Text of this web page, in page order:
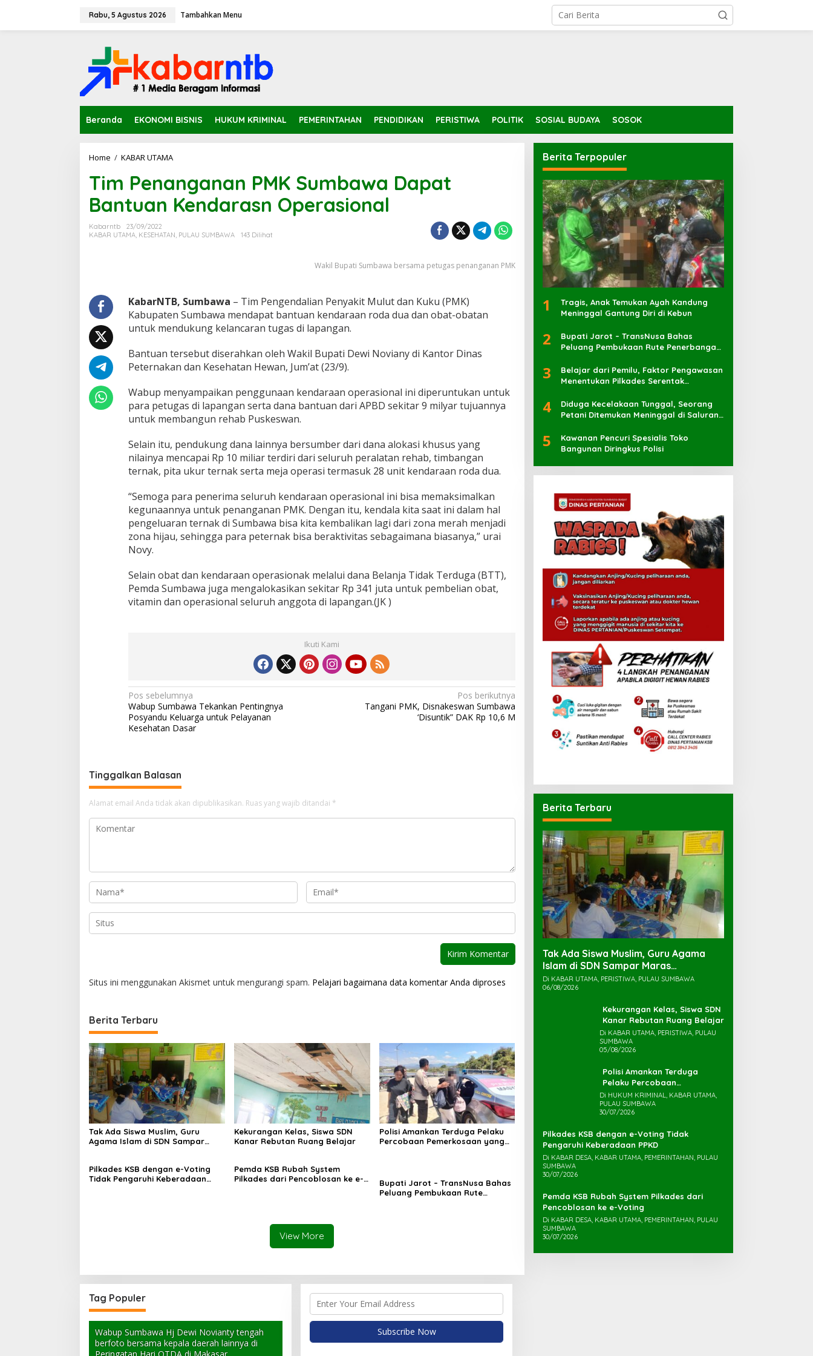
Rabu, 5 Agustus 2026 Tambahkan Menu
Beranda EKONOMI BISNIS HUKUM KRIMINAL PEMERINTAHAN PENDIDIKAN PERISTIWA POLITIK SOSIAL BUDAYA SOSOK
Home / KABAR UTAMA
m
P
e
n
n
P
M
K
S
m
b
a
D
a
a
B
a
t
u
a
n
K
d
a
r
a
s
i
o
n
a
Tim Penanganan PMK Sumbawa Dapat
Bantuan Kendarasn Operasional
Kabarntb
23/09/2022
KABAR UTAMA, KESEHATAN, PULAU SUMBAWA 143 Dilihat
Wakil Bupati Sumbawa bersama petugas penanganan PMK
KabarNTB, Sumbawa – Tim Pengendalian Penyakit Mulut dan Kuku (PMK)
Kabupaten Sumbawa mendapat bantuan kendaraan roda dua dan obat-obatan
untuk mendukung kelancaran tugas di lapangan.
Bantuan tersebut diserahkan oleh Wakil Bupati Dewi Noviany di Kantor Dinas
Peternakan dan Kesehatan Hewan, Jum’at (23/9).
Wabup menyampaikan penggunaan kendaraan operasional ini diperuntukan untuk
para petugas di lapangan serta dana bantuan dari APBD sekitar 9 milyar tujuannya
untuk membangun rehab Puskeswan.
Selain itu, pendukung dana lainnya bersumber dari dana alokasi khusus yang
nilainya mencapai Rp 10 miliar terdiri dari seluruh peralatan rehab, timbangan
ternak, pita ukur ternak serta meja operasi termasuk 28 unit kendaraan roda dua.
“Semoga para penerima seluruh kendaraan operasional ini bisa memaksimalkan
kegunaannya untuk penanganan PMK. Dengan itu, kendala kita saat ini dalam hal
pengeluaran ternak di Sumbawa bisa kita kembalikan lagi dari zona merah menjadi
zona hijau, sehingga para peternak bisa beraktivitas sebagaimana biasanya,” urai
Novy.
Selain obat dan kendaraan operasionak melalui dana Belanja Tidak Terduga (BTT),
Pemda Sumbawa juga mengalokasikan sekitar Rp 341 juta untuk pembelian obat,
vitamin dan operasional seluruh anggota di lapangan.(JK )
Ikuti Kami
N
a
v
a
s
i
p
s
Pos sebelumnya
Wabup Sumbawa Tekankan Pentingnya
Posyandu Keluarga untuk Pelayanan
Kesehatan Dasar
Pos berikutnya
Tangani PMK, Disnakeswan Sumbawa
‘Disuntik” DAK Rp 10,6 M
Tinggalkan Balasan
Alamat email Anda tidak akan dipublikasikan. Ruas yang wajib ditandai *
Situs ini menggunakan Akismet untuk mengurangi spam. Pelajari bagaimana data komentar Anda diproses
Berita Terbaru
Tak Ada Siswa Muslim, Guru
Agama Islam di SDN Sampar
Kekurangan Kelas, Siswa SDN
Kanar Rebutan Ruang Belajar
Polisi Amankan Terduga Pelaku
Percobaan Pemerkosaan yang
Pilkades KSB dengan e-Voting
Tidak Pengaruhi Keberadaan
Pemda KSB Rubah System
Pilkades dari Pencoblosan ke e-
Bupati Jarot – TransNusa Bahas
Peluang Pembukaan Rute
View More
Berita Terpopuler
1
Tragis, Anak Temukan Ayah Kandung
Meninggal Gantung Diri di Kebun
2
Bupati Jarot – TransNusa Bahas
Peluang Pembukaan Rute Penerbangan
Kaharuddin
3
Belajar dari Pemilu, Faktor Pengawasan
Menentukan Pilkades Serentak
4
Diduga Kecelakaan Tunggal, Seorang
Petani Ditemukan Meninggal di Saluran
5
Kawanan Pencuri Spesialis Toko
Bangunan Diringkus Polisi
Berita Terbaru
Tak Ada Siswa Muslim, Guru Agama
Islam di SDN Sampar Maras
Terkatung-katung ‎
Di KABAR UTAMA, PERISTIWA, PULAU SUMBAWA
06/08/2026
Kekurangan Kelas, Siswa SDN
Kanar Rebutan Ruang Belajar
Di KABAR UTAMA, PERISTIWA, PULAU
SUMBAWA
05/08/2026
Polisi Amankan Terduga
Pelaku Percobaan
Pemerkosaan yang Ancam
Korban dengan Parang
Di HUKUM KRIMINAL, KABAR UTAMA,
PULAU SUMBAWA
30/07/2026
Pilkades KSB dengan e-Voting Tidak
Pengaruhi Keberadaan PPKD
Di KABAR DESA, KABAR UTAMA, PEMERINTAHAN, PULAU
SUMBAWA
30/07/2026
Pemda KSB Rubah System Pilkades dari
Pencoblosan ke e-Voting
Di KABAR DESA, KABAR UTAMA, PEMERINTAHAN, PULAU
SUMBAWA
30/07/2026
Tag Populer
Wabup Sumbawa Hj Dewi Novianty tengah
berfoto bersama kepala daerah lainnya di